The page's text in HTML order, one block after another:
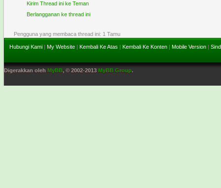
Kirim Thread ini ke Teman
Berlangganan ke thread ini
Pengguna yang membaca thread ini: 1 Tamu
Hubungi Kami | My Website | Kembali Ke Atas | Kembali Ke Konten | Mobile Version |
Digerakkan oleh MyBB, © 2002-2013 MyBB Group.